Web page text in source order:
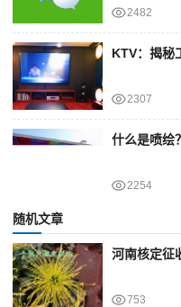
2482
KTV：揭秘
2307
什么是喷绘？
2254
随机文章
河南核定征
753